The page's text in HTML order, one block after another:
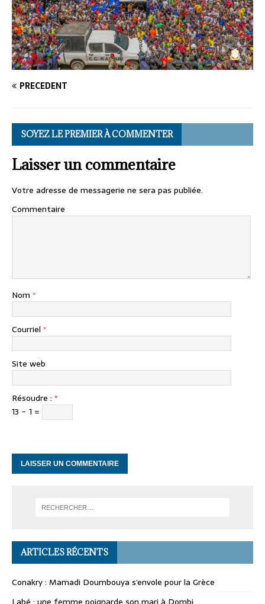
PRÉCÉDENT
SOYEZ LE PREMIER À COMMENTER
Laisser un commentaire
Votre adresse de messagerie ne sera pas publiée.
Commentaire
Nom *
Courriel *
Site web
Résoudre : *
13 − 1 =
ARTICLES RÉCENTS
Conakry : Mamadi Doumbouya s’envole pour la Grèce